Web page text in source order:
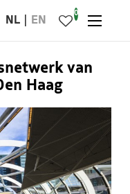
NL EN
0
van
Haag